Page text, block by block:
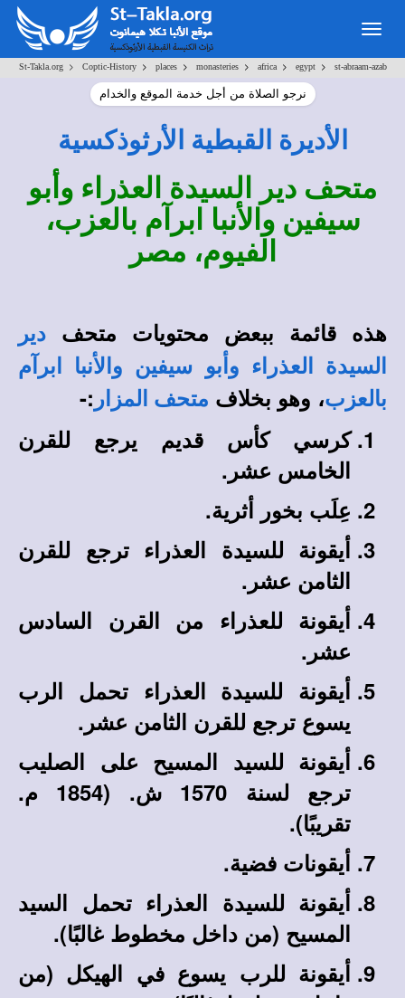
St-Takla.org> Coptic-History> places> monasteries> africa> egypt> st-abraam-azab
نرجو الصلاة من أجل خدمة الموقع والخدام
الأديرة القبطية الأرثوذكسية
متحف دير السيدة العذراء وأبو
سيفين والأنبا ابرآم بالعزب،
الفيوم، مصر
هذه قائمة ببعض محتويات متحف
دير
السيدة العذراء وأبو سيفين والأنبا ابرآم
بالعزب، وهو بخلاف متحف المزار :-
كرسي كأس قديم يرجع للقرن
الخامس عشر.
عِلَب بخور أثرية.
أيقونة للسيدة العذراء ترجع للقرن
الثامن عشر.
أيقونة للعذراء من القرن السادس
عشر.
أيقونة للسيدة العذراء تحمل الرب
يسوع ترجع للقرن الثامن عشر.
أيقونة للسيد المسيح على الصليب
ترجع لسنة 1570 ش. (1854 م.
تقريبًا).
أيقونات فضية.
أيقونة للسيدة العذراء تحمل السيد
المسيح (من داخل مخطوط غالبًا).
أيقونة للرب يسوع في الهيكل (من